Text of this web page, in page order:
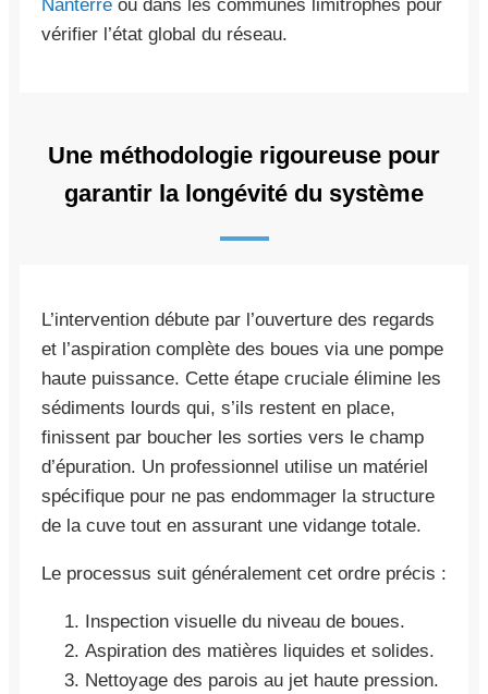
Nanterre ou dans les communes limitrophes pour
vérifier l’état global du réseau.
Une méthodologie rigoureuse pour
garantir la longévité du système
L’intervention débute par l’ouverture des regards
et l’aspiration complète des boues via une pompe
haute puissance. Cette étape cruciale élimine les
sédiments lourds qui, s’ils restent en place,
finissent par boucher les sorties vers le champ
d’épuration. Un professionnel utilise un matériel
spécifique pour ne pas endommager la structure
de la cuve tout en assurant une vidange totale.
Le processus suit généralement cet ordre précis :
Inspection visuelle du niveau de boues.
Aspiration des matières liquides et solides.
Nettoyage des parois au jet haute pression.